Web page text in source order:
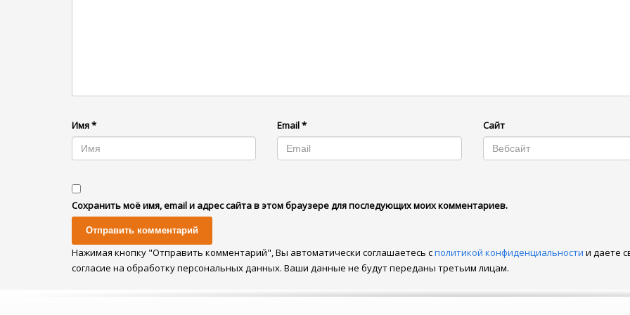
Имя* Email* Сайт
Сохранить моё имя, email и адрес сайта в этом браузере для последующих моих комментариев.
Нажимая кнопку "Отправить комментарий", Вы автоматически соглашаетесь сполитикой конфиденциальности и даете
согласие на обработку персональных данных. Ваши данные не будут переданы третьим лицам.